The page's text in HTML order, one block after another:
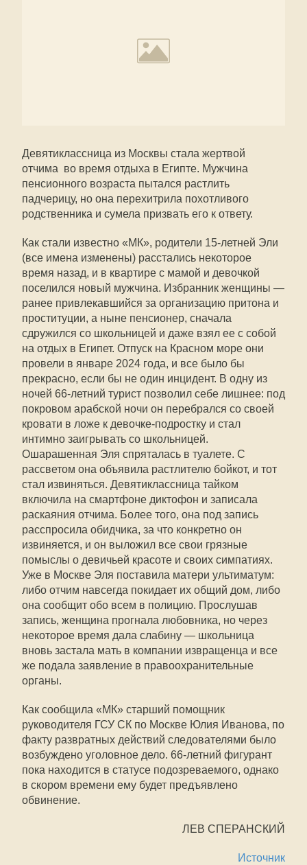
Девятиклассница из Москвы стала жертвой
отчима во время отдыха в Египте. Мужчина
пенсионного возраста пытался растлить
падчерицу, но она перехитрила похотливого
родственника и сумела призвать его к ответу.
Как стали известно «МК», родители 15-летней Эли
(все имена изменены) расстались некоторое
время назад, и в квартире с мамой и девочкой
поселился новый мужчина. Избранник женщины —
ранее привлекавшийся за организацию притона и
проституции, а ныне пенсионер, сначала
сдружился со школьницей и даже взял ее с собой
на отдых в Египет. Отпуск на Красном море они
провели в январе 2024 года, и все было бы
прекрасно, если бы не один инцидент. В одну из
ночей 66-летний турист позволил себе лишнее: под
покровом арабской ночи он перебрался со своей
кровати в ложе к девочке-подростку и стал
интимно заигрывать со школьницей.
Ошарашенная Эля спряталась в туалете. С
рассветом она объявила растлителю бойкот, и тот
стал извиняться. Девятиклассница тайком
включила на смартфоне диктофон и записала
раскаяния отчима. Более того, она под запись
расспросила обидчика, за что конкретно он
извиняется, и он выложил все свои грязные
помыслы о девичьей красоте и своих симпатиях.
Уже в Москве Эля поставила матери ультиматум:
либо отчим навсегда покидает их общий дом, либо
она сообщит обо всем в полицию. Прослушав
запись, женщина прогнала любовника, но через
некоторое время дала слабину — школьница
вновь застала мать в компании извращенца и все
же подала заявление в правоохранительные
органы.
Как сообщила «МК» старший помощник
руководителя ГСУ СК по Москве Юлия Иванова, по
факту развратных действий следователями было
возбуждено уголовное дело. 66-летний фигурант
пока находится в статусе подозреваемого, однако
в скором времени ему будет предъявлено
обвинение.
ЛЕВ СПЕРАНСКИЙ
Источник